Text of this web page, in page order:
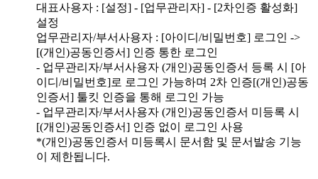
대표사용자 : [설정] - [업무관리자] - [2차인증 활성화]
설정
업무관리자/부서사용자 : [아이디/비밀번호] 로그인 ->
[(개인)공동인증서] 인증 통한 로그인
- 업무관리자/부서사용자 (개인)공동인증서 등록 시 [아
이디/비밀번호]로 로그인 가능하며 2차 인증[(개인)공동
인증서] 툴킷 인증을 통해 로그인 가능
- 업무관리자/부서사용자 (개인)공동인증서 미등록 시
[(개인)공동인증서] 인증 없이 로그인 사용
*(개인)공동인증서 미등록시 문서함 및 문서발송 기능
이 제한됩니다.